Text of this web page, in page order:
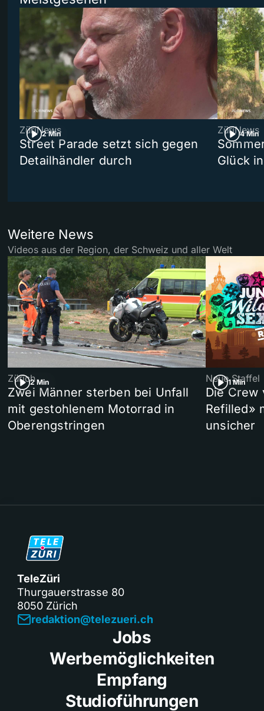
2 Min
ZüriNews
Street Parade setzt sich gegen
Detailhändler durch
4 Min
ZüriNews
Glück
Weitere News
Videos aus der Region, der Schweiz und aller Welt
2 Min
Zürich
Zwei Männer sterben bei Unfall
mit gestohlenem Motorrad in
Oberengstringen
1 Min
Neue Staffel
Die Crew
Refilled»
unsicher
TeleZüri
Thurgauerstrasse 80
8050 Zürich
redaktion@telezueri.ch
Jobs
Werbemöglichkeiten
Empfang
Studioführungen